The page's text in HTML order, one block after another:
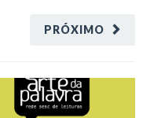
PRÓXIMO